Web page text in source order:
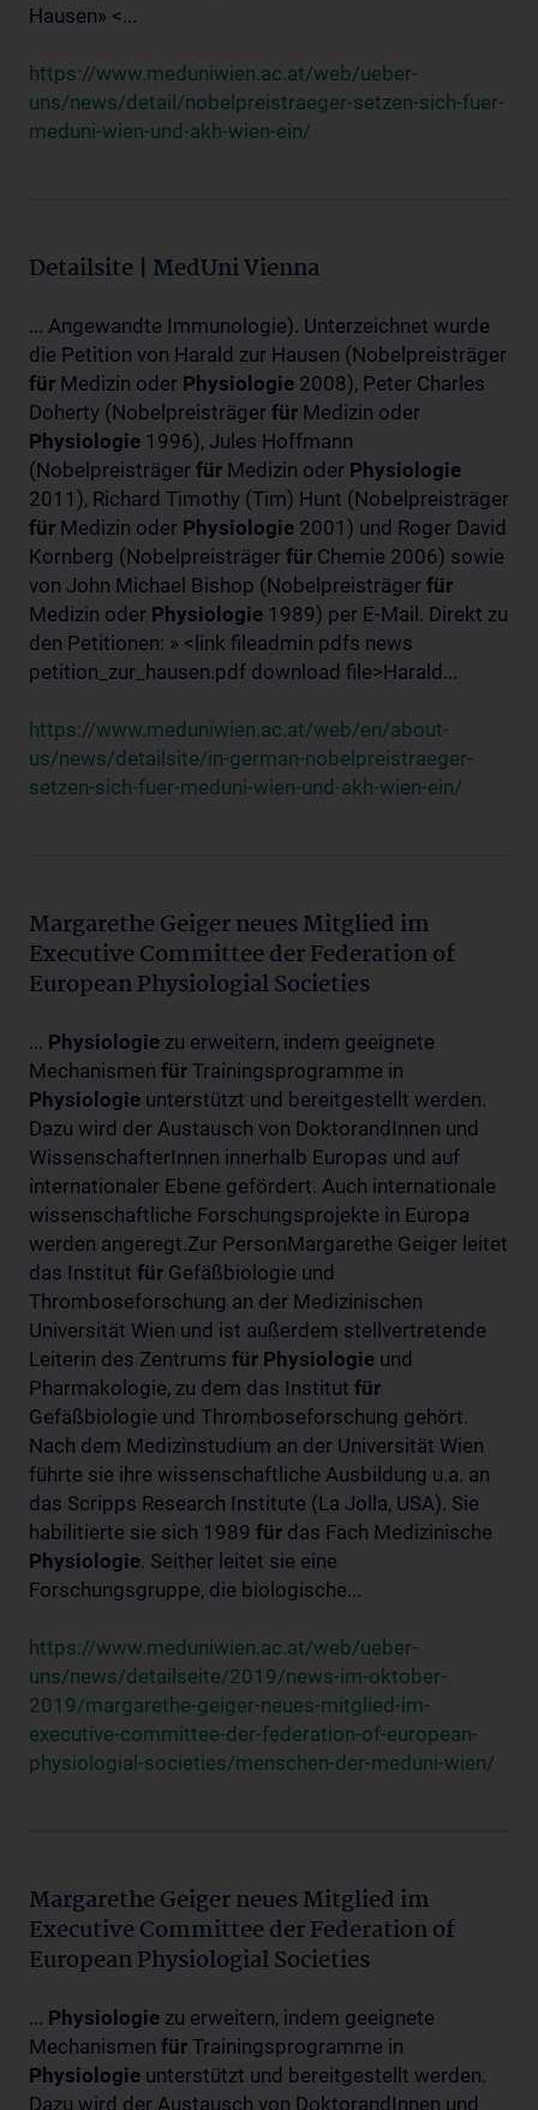
Hausen» <...
https://www.meduniwien.ac.at/web/ueber-
uns/news/detail/nobelpreistraeger-setzen-sich-fuer-
meduni-wien-und-akh-wien-ein/
Detailsite | MedUni Vienna
... Angewandte Immunologie). Unterzeichnet wurde
die Petition von Harald zur Hausen (Nobelpreisträger
für Medizin oder Physiologie 2008), Peter Charles
Doherty (Nobelpreisträger für Medizin oder
Physiologie 1996), Jules Hoffmann
(Nobelpreisträger für Medizin oder Physiologie
2011), Richard Timothy (Tim) Hunt (Nobelpreisträger
für Medizin oder Physiologie 2001) und Roger David
Kornberg (Nobelpreisträger für Chemie 2006) sowie
von John Michael Bishop (Nobelpreisträger für
Medizin oder Physiologie 1989) per E-Mail. Direkt zu
den Petitionen: » <link fileadmin pdfs news
petition_zur_hausen.pdf download file>Harald...
https://www.meduniwien.ac.at/web/en/about-
us/news/detailsite/in-german-nobelpreistraeger-
setzen-sich-fuer-meduni-wien-und-akh-wien-ein/
Margarethe Geiger neues Mitglied im
Executive Committee der Federation of
European Physiologial Societies
... Physiologie zu erweitern, indem geeignete
Mechanismen für Trainingsprogramme in
Physiologie unterstützt und bereitgestellt werden.
Dazu wird der Austausch von DoktorandInnen und
WissenschafterInnen innerhalb Europas und auf
internationaler Ebene gefördert. Auch internationale
wissenschaftliche Forschungsprojekte in Europa
werden angeregt.Zur PersonMargarethe Geiger leitet
das Institut für Gefäßbiologie und
Thromboseforschung an der Medizinischen
Universität Wien und ist außerdem stellvertretende
Leiterin des Zentrums für Physiologie und
Pharmakologie, zu dem das Institut für
Gefäßbiologie und Thromboseforschung gehört.
Nach dem Medizinstudium an der Universität Wien
führte sie ihre wissenschaftliche Ausbildung u.a. an
das Scripps Research Institute (La Jolla, USA). Sie
habilitierte sie sich 1989 für das Fach Medizinische
Physiologie. Seither leitet sie eine
Forschungsgruppe, die biologische...
https://www.meduniwien.ac.at/web/ueber-
uns/news/detailseite/2019/news-im-oktober-
2019/margarethe-geiger-neues-mitglied-im-
executive-committee-der-federation-of-european-
physiologial-societies/menschen-der-meduni-wien/
Margarethe Geiger neues Mitglied im
Executive Committee der Federation of
European Physiologial Societies
... Physiologie zu erweitern, indem geeignete
Mechanismen für Trainingsprogramme in
Physiologie unterstützt und bereitgestellt werden.
Dazu wird der Austausch von DoktorandInnen und